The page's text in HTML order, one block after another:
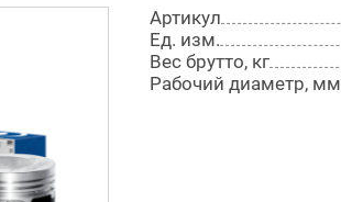
Артикул
Ед. изм.
Вес брутто, кг
Рабочий диаметр, мм